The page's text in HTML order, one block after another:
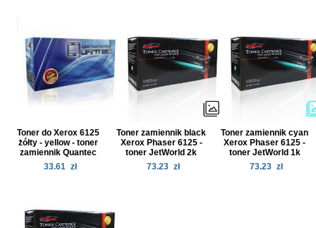
Toner do Xerox 6125
żółty - yellow - toner
zamiennik Quantec
33.61 zł
Toner zamiennik black
Xerox Phaser 6125 -
toner JetWorld 2k
73.23 zł
Toner zamiennik cyan
Xerox Phaser 6125 -
toner JetWorld 1k
73.23 zł